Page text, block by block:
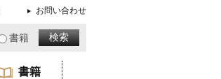
お問い合わせ
書籍
書籍